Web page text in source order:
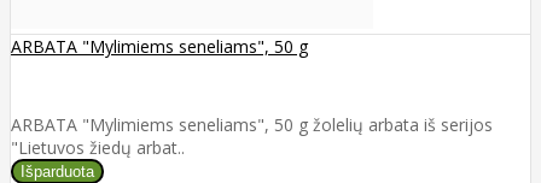
ARBATA "Mylimiems seneliams", 50 g
ARBATA "Mylimiems seneliams", 50 g žolelių arbata iš serijos
"Lietuvos žiedų arbat..